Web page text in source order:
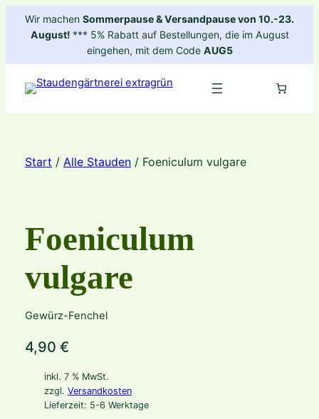
ZumWir machen Sommerpause & Versandpause von 10.-23.
August! *** 5% Rabatt auf Bestellungen, die im August
eingehen, mit dem Code AUG5
Start / Alle Stauden/ Foeniculum vulgare
Foeniculum
vulgare
Gewürz-Fenchel
4,90 €
inkl. 7 % MwSt.
zzgl. Versandkosten
Lieferzeit: 5-6 Werktage